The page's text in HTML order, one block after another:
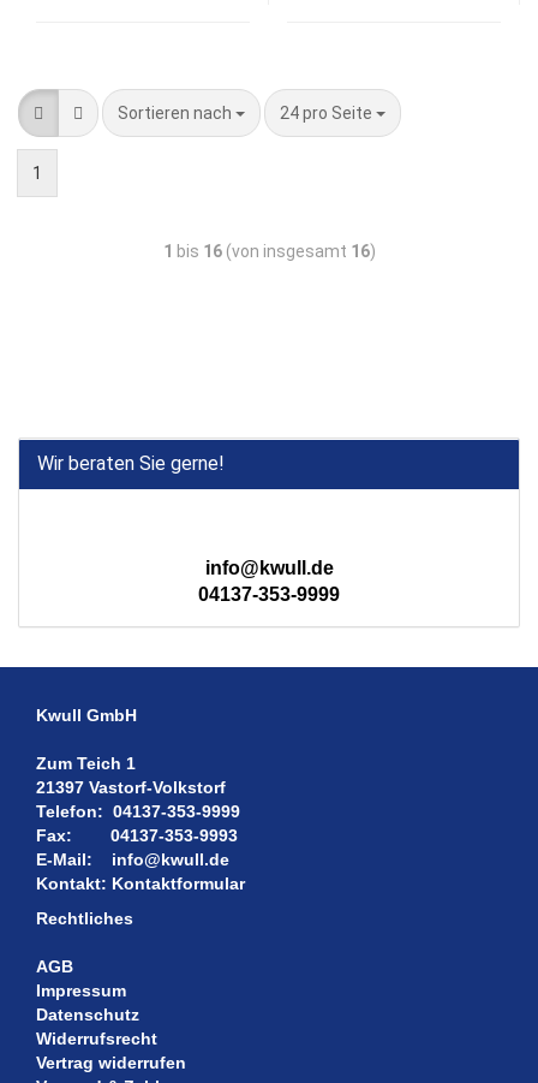
Sortieren nach 24 pro Seite
1
1 bis 16(von insgesamt 16)
Wir beraten Sie gerne!
info@kwull.de
04137-353-9999
Kwull GmbH
Zum Teich 1
21397 Vastorf-Volkstorf
Telefon: 04137-353-9999
Fax: 04137-353-9993
E-Mail:
info@kwull.de
Kontakt: Kontaktformular
Rechtliches
AGB
Impressum
Datenschutz
Widerrufsrecht
Vertrag widerrufen